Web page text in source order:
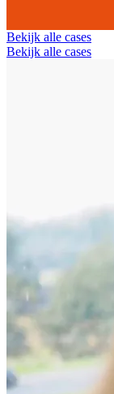
Bekijk alle cases
Bekijk alle cases